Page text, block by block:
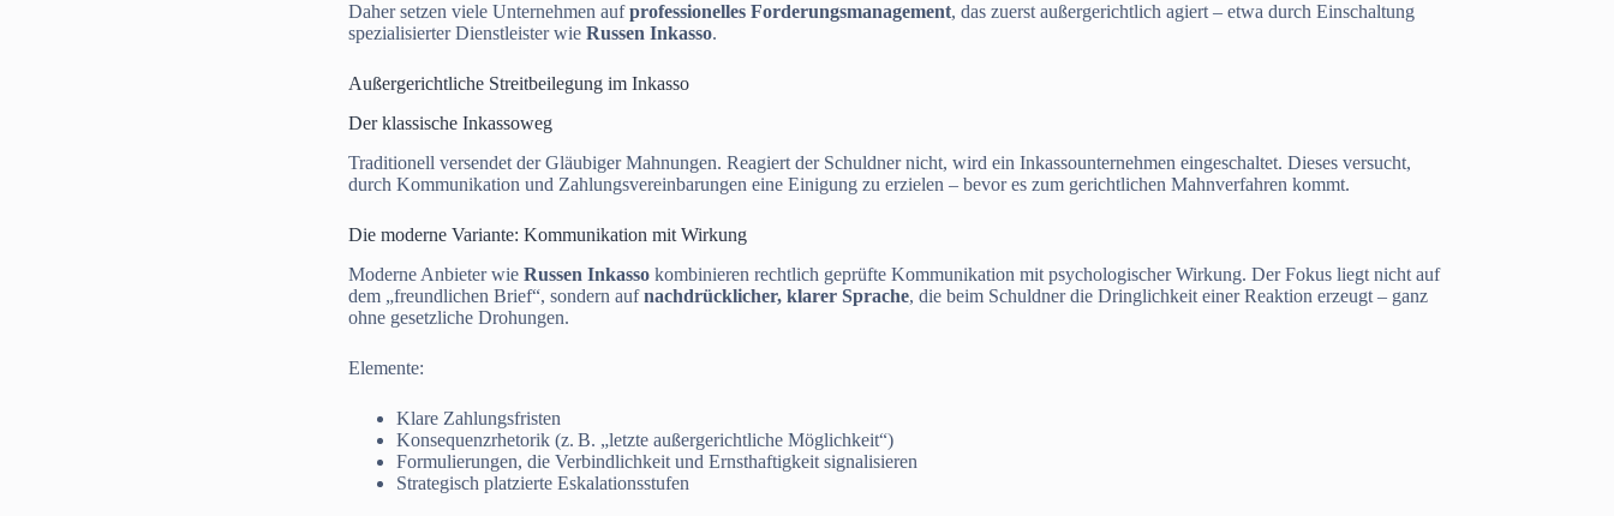
Daher setzen viele Unternehmen aufprofessionelles Forderungsmanagement, das zuerst außergerichtlich agiert – etwa durch Einschaltung
spezialisierter Dienstleister wieRussen Inkasso.
Außergerichtliche Streitbeilegung im Inkasso
Der klassische Inkassoweg
Traditionell versendet der Gläubiger Mahnungen. Reagiert der Schuldner nicht, wird ein Inkassounternehmen eingeschaltet. Dieses versucht,
durch Kommunikation und Zahlungsvereinbarungen eine Einigung zu erzielen – bevor es zum gerichtlichen Mahnverfahren kommt.
Die moderne Variante: Kommunikation mit Wirkung
Moderne Anbieter wieRussen Inkasso kombinieren rechtlich geprüfte Kommunikation mit psychologischer Wirkung. Der Fokus liegt nicht auf
dem „freundlichen Brief“, sondern aufnachdrücklicher, klarer Sprache, die beim Schuldner die Dringlichkeit einer Reaktion erzeugt – ganz
ohne gesetzliche Drohungen.
Elemente:
Klare Zahlungsfristen
Konsequenzrhetorik (z. B. „letzte außergerichtliche Möglichkeit“)
Formulierungen, die Verbindlichkeit und Ernsthaftigkeit signalisieren
Strategisch platzierte Eskalationsstufen